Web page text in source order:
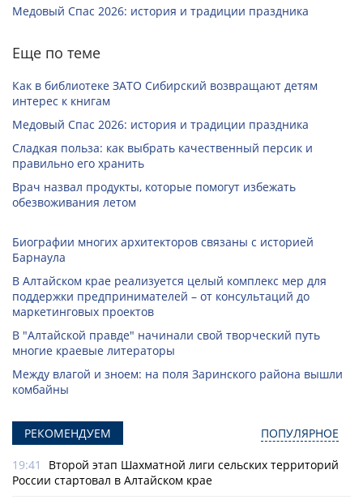
Медовый Спас 2026: история и традиции праздника
Еще по теме
Как в библиотеке ЗАТО Сибирский возвращают детям
интерес к книгам
Медовый Спас 2026: история и традиции праздника
Сладкая польза: как выбрать качественный персик и
правильно его хранить
Врач назвал продукты, которые помогут избежать
обезвоживания летом
Биографии многих архитекторов связаны с историей
Барнаула
В Алтайском крае реализуется целый комплекс мер для
поддержки предпринимателей – от консультаций до
маркетинговых проектов
В "Алтайской правде" начинали свой творческий путь
многие краевые литераторы
Между влагой и зноем: на поля Заринского района вышли
комбайны
РЕКОМЕНДУЕМ ПОПУЛЯРНОЕ
19:41
Второй этап Шахматной лиги сельских территорий
России стартовал в Алтайском крае